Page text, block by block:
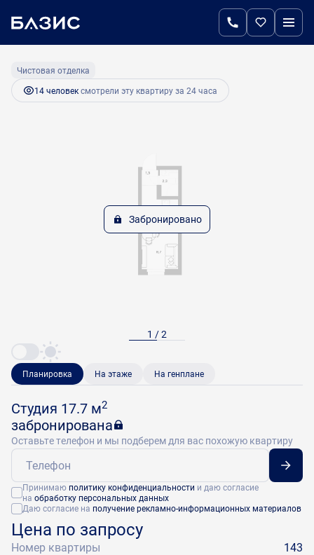
Студия17.7 м Цена по запросу
Чистовая отделка
14 человексмотрели эту квартиру за 24 часа
Забронировано
1 / 2
Планировка На этаже На генплане
Студия 17.7 м2
забронирована
Оставьте телефон и мы подберем для вас похожую квартиру
Принимаю политику конфиденциальности и даю согласие
на обработку персональных данных
Даю согласие на получение рекламно-информационных материалов
Цена по запросу
Номер квартиры 143